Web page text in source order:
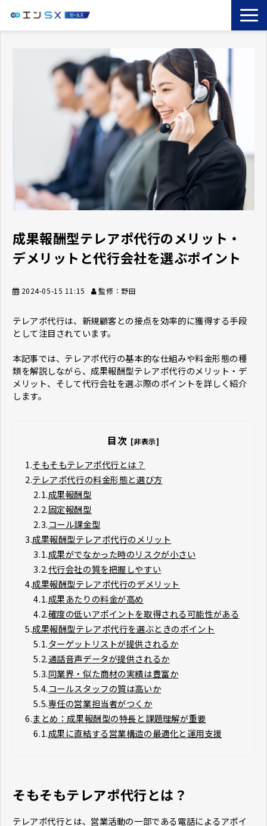
エンSXとは
サービス一覧
導入事例
お役立ちブログ
セミナー
コラム
成果報酬型テレアポ代行のメリット・
デメリットと代行会社を選ぶポイント
2024-05-15 11:15 監修：野田
テレアポ代行は、新規顧客との接点を効率的に獲得する手段
として注目されています。
本記事では、テレアポ代行の基本的な仕組みや料金形態の種
類を解説しながら、成果報酬型テレアポ代行のメリット・デ
メリット、そして代行会社を選ぶ際のポイントを詳しく紹介
します。
目次 [非表示]
1.そもそもテレアポ代行とは？
2.テレアポ代行の料金形態と選び方
2.1.成果報酬型
2.2.固定報酬型
2.3.コール課金型
3.成果報酬型テレアポ代行のメリット
3.1.成果がでなかった時のリスクが小さい
3.2.代行会社の質を把握しやすい
4.成果報酬型テレアポ代行のデメリット
4.1.成果あたりの料金が高め
4.2.確度の低いアポイントを取得される可能性がある
5.成果報酬型テレアポ代行を選ぶときのポイント
5.1.ターゲットリストが提供されるか
5.2.通話音声データが提供されるか
5.3.同業界・似た商材の実績は豊富か
5.4.コールスタッフの質は高いか
5.5.専任の営業担当者がつくか
6.まとめ：成果報酬型の特長と課題理解が重要
6.1.成果に直結する営業構造の最適化と運用支援
そもそもテレアポ代行とは？
テレアポ代行とは、営業活動の一部である電話によるアポイ